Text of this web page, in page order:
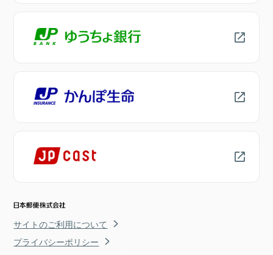
サイトのご利用について
プライバシーポリシー